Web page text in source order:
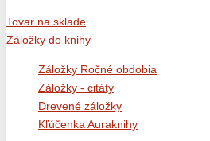
Tovar na sklade
Záložky do knihy
Záložky Ročné obdobia
Záložky - citáty
Drevené záložky
Kľúčenka Auraknihy